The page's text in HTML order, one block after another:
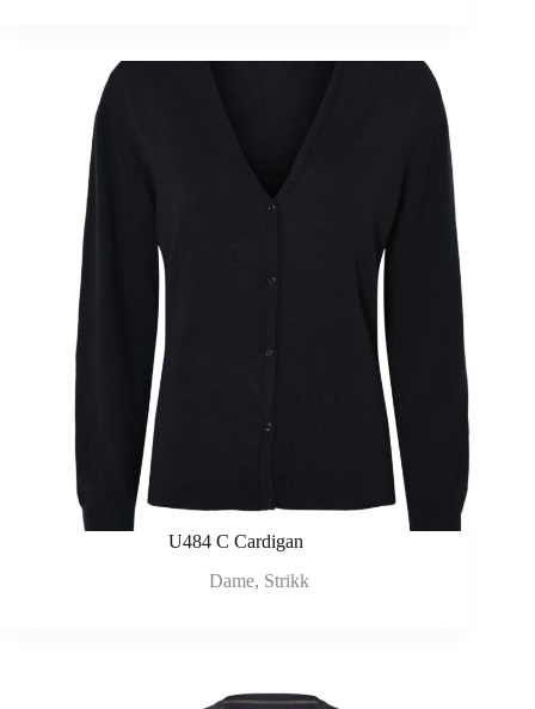
U484 C Cardigan
Dame, Strikk